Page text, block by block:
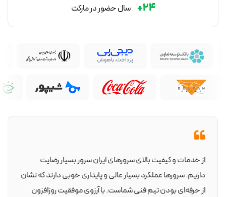
۲۴+ سال‌ حضور در مارکت
از خدمات و کیفیت بالای سرورهای ایران سرور بسیار رضایت
داریم. سرورها عملکرد بسیار عالی و پایداری خوبی دارند که نشان
از حرفه‌ای بودن تیم فنی شماست. با آرزوی موفقیت روزافزون